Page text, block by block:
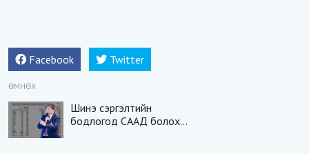
Facebook Twitter
ӨМНӨХ
Шинэ сэргэлтийн
бодлогод СААД болох